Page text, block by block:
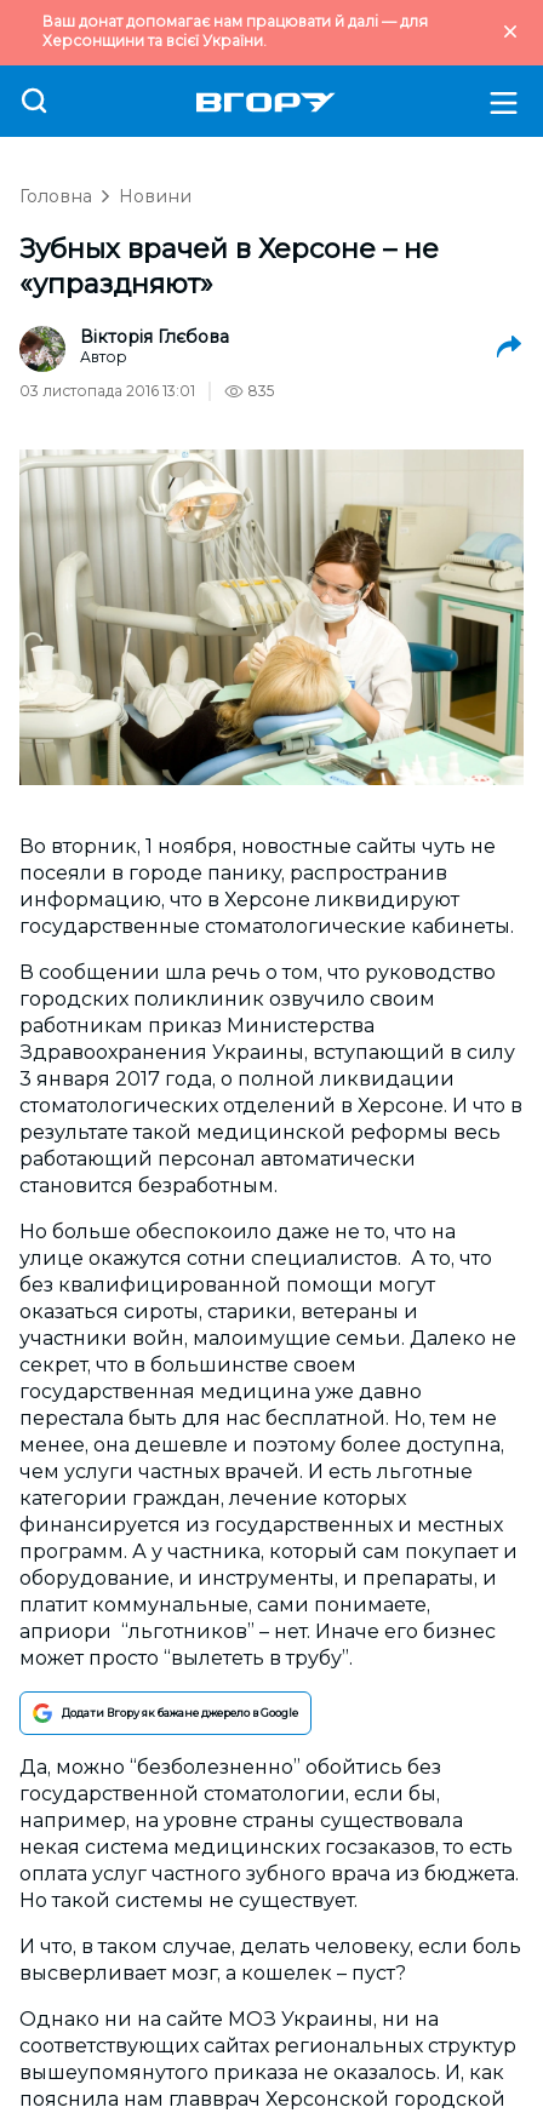
Ваш донат допомагає нам працювати й далі — для
Херсонщини та всієї України.
Головна Новини
Зубных врачей в Херсоне – не
«упраздняют»
Вікторія Глєбова
Автор
03 листопада 2016 13:01
835
Во вторник, 1 ноября, новостные сайты чуть не
посеяли в городе панику, распространив
информацию, что в Херсоне ликвидируют
государственные стоматологические кабинеты.
В сообщении шла речь о том, что руководство
городских поликлиник озвучило своим
работникам приказ Министерства
Здравоохранения Украины, вступающий в силу
3 января 2017 года, о полной ликвидации
стоматологических отделений в Херсоне. И что в
результате такой медицинской реформы весь
работающий персонал автоматически
становится безработным.
Но больше обеспокоило даже не то, что на
улице окажутся сотни специалистов. А то, что
без квалифицированной помощи могут
оказаться сироты, старики, ветераны и
участники войн, малоимущие семьи. Далеко не
секрет, что в большинстве своем
государственная медицина уже давно
перестала быть для нас бесплатной. Но, тем не
менее, она дешевле и поэтому более доступна,
чем услуги частных врачей. И есть льготные
категории граждан, лечение которых
финансируется из государственных и местных
программ. А у частника, который сам покупает и
оборудование, и инструменты, и препараты, и
платит коммунальные, сами понимаете,
априори “льготников” – нет. Иначе его бизнес
может просто “вылететь в трубу”.
Додати Вгору як бажане джерело в Google
Да, можно “безболезненно” обойтись без
государственной стоматологии, если бы,
например, на уровне страны существовала
некая система медицинских госзаказов, то есть
оплата услуг частного зубного врача из бюджета.
Но такой системы не существует.
И что, в таком случае, делать человеку, если боль
высверливает мозг, а кошелек – пуст?
Однако ни на сайте МОЗ Украины, ни на
соответствующих сайтах региональных структур
вышеупомянутого приказа не оказалось. И, как
пояснила нам главврач Херсонской городской